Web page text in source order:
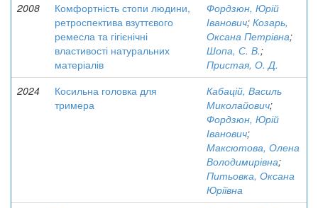
2008
Комфортність стопи людини,
ретроспектива взуттєвого
ремесла та гігієнічні
властивості натуральних
матеріалів
Фордзюн, Юрій
Іванович; Козарь,
Оксана Петрівна;
Шопа, С. В.;
Пристая, О. Д.
2024
Косильна головка для
тримера
Кабацій, Василь
Миколайович;
Фордзюн, Юрій
Іванович;
Максютова, Олена
Володимирівна;
Питьовка, Оксана
Юріївна